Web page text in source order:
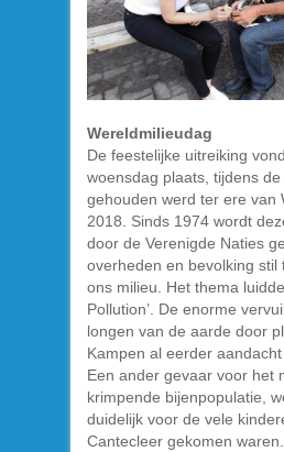
Wereldmilieudag
De feestelijke uitreiking
woensdag plaats, tijdens
gehouden werd ter ere van
2018. Sinds 1974 wordt
door de Verenigde Naties
overheden en bevolking stil
ons milieu. Het thema
Pollution’. De enorme
longen van de aarde door
Kampen al eerder
Een ander gevaar voor het
krimpende bijenpopulatie,
duidelijk voor de vele
Cantecleer gekomen